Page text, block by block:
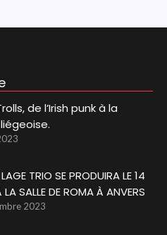
de l’Irish punk à la
TRIO SE PRODUIRA LE 14
LA SALLE DE ROMA À ANVERS
2023